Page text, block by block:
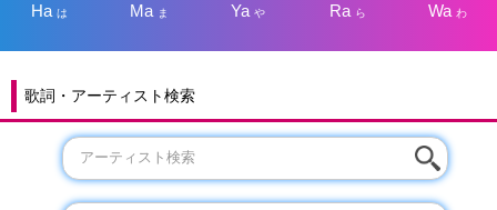
Haは Ma ま Yaや Ra ら Wa わ
歌詞・アーティスト検索